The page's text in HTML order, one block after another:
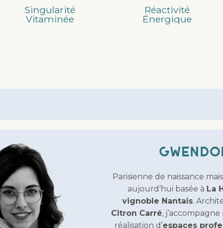
Singularité
Vitaminée
Réactivité
Énergique
Parisienne de naissance mais
aujourd’hui basée à La
vignoble Nantais.
Citron Carré,
réalisation d’espaces